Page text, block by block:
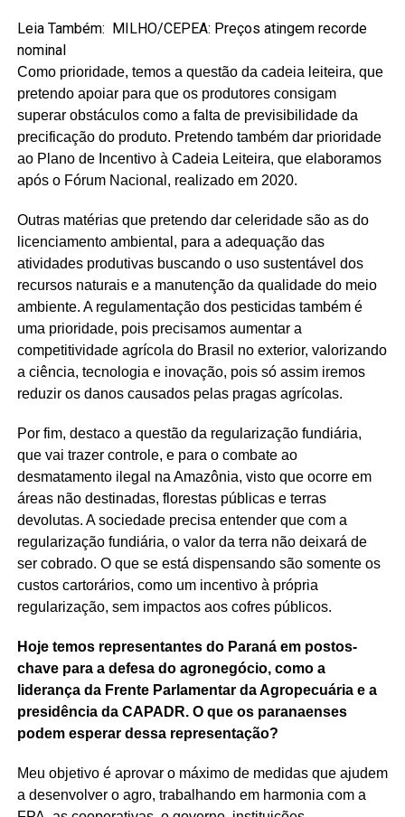
Leia Também: MILHO/CEPEA: Preços atingem recorde
nominal
Como prioridade, temos a questão da cadeia leiteira, que
pretendo apoiar para que os produtores consigam
superar obstáculos como a falta de previsibilidade da
precificação do produto. Pretendo também dar prioridade
ao Plano de Incentivo à Cadeia Leiteira, que elaboramos
após o Fórum Nacional, realizado em 2020.
Outras matérias que pretendo dar celeridade são as do
licenciamento ambiental, para a adequação das
atividades produtivas buscando o uso sustentável dos
recursos naturais e a manutenção da qualidade do meio
ambiente. A regulamentação dos pesticidas também é
uma prioridade, pois precisamos aumentar a
competitividade agrícola do Brasil no exterior, valorizando
a ciência, tecnologia e inovação, pois só assim iremos
reduzir os danos causados pelas pragas agrícolas.
Por fim, destaco a questão da regularização fundiária,
que vai trazer controle, e para o combate ao
desmatamento ilegal na Amazônia, visto que ocorre em
áreas não destinadas, florestas públicas e terras
devolutas. A sociedade precisa entender que com a
regularização fundiária, o valor da terra não deixará de
ser cobrado. O que se está dispensando são somente os
custos cartorários, como um incentivo à própria
regularização, sem impactos aos cofres públicos.
Hoje temos representantes do Paraná em postos-
chave para a defesa do agronegócio, como a
liderança da Frente Parlamentar da Agropecuária e a
presidência da CAPADR. O que os paranaenses
podem esperar dessa representação?
Meu objetivo é aprovar o máximo de medidas que ajudem
a desenvolver o agro, trabalhando em harmonia com a